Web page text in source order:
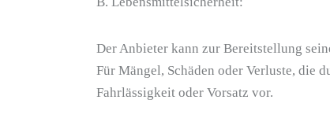
Der Anbieter kann zur Bereitstellung
Für Mängel, Schäden oder Verluste, die
Fahrlässigkeit oder Vorsatz vor.